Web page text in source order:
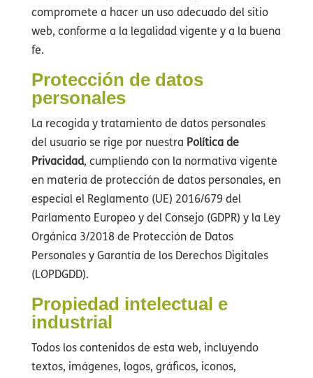
compromete a hacer un uso adecuado del sitio
web, conforme a la legalidad vigente y a la buena
fe.
Protección de datos
personales
La recogida y tratamiento de datos personales
del usuario se rige por nuestra Política de
Privacidad, cumpliendo con la normativa vigente
en materia de protección de datos personales, en
especial el Reglamento (UE) 2016/679 del
Parlamento Europeo y del Consejo (GDPR) y la Ley
Orgánica 3/2018 de Protección de Datos
Personales y Garantía de los Derechos Digitales
(LOPDGDD).
Propiedad intelectual e
industrial
Todos los contenidos de esta web, incluyendo
textos, imágenes, logos, gráficos, iconos,